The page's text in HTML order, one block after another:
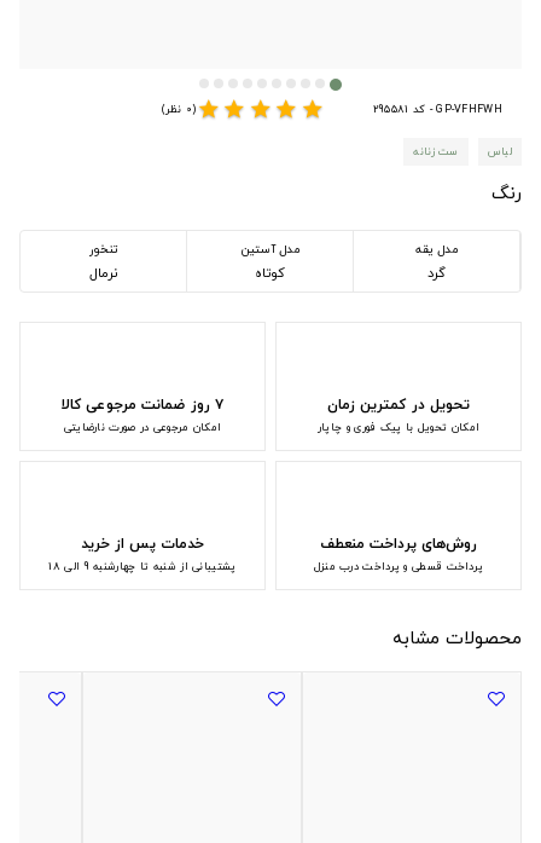
GP-VFHFWH - کد 295581 star
star
star
star
star(0 نظر)
لباس ست زنانه
رنگ
مدل یقه
گرد
مدل آستین
کوتاه
تنخور
نرمال
تحویل در کمترین زمان
امکان تحویل با پیک فوری و چاپار
۷ روز ضمانت مرجوعی کالا
امکان مرجوعی در صورت نارضایتی
روش‌های پرداخت منعطف
پرداخت قسطی و پرداخت درب منزل
خدمات پس از خرید
پشتیبانی از شنبه تا چهارشنبه 9 الی 18
محصولات مشابه